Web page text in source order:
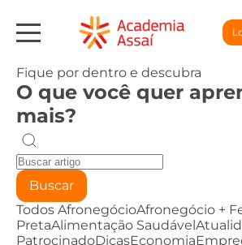
Fique por dentro e descubra
O que você quer
mais?
Buscar
Todos AfronegócioAfronegócio +
PretaAlimentação Saudável
PatrocinadoDicasEconomia